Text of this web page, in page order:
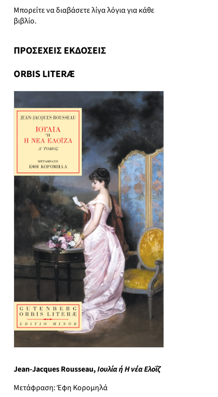
Μπορείτε να διαβάσετε λίγα λόγια για κάθε
βιβλίο.
ΠΡΟΣΕΧΕΙΣ ΕΚΔΟΣΕΙΣ
ORBIS LITERÆ
Jean-Jacques Rousseau,Ιουλία ή Η νέα Ελοΐζ
Μετάφραση: Έφη Κορομηλά